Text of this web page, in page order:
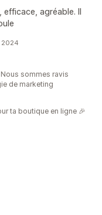
agréable. Il
2024
sommes ravis
de marketing
ta boutique en ligne 🎉